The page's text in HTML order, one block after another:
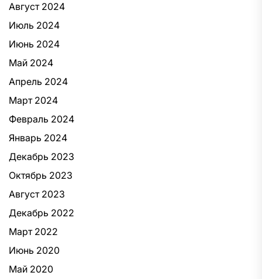
Август 2024
Июль 2024
Июнь 2024
Май 2024
Апрель 2024
Март 2024
Февраль 2024
Январь 2024
Декабрь 2023
Октябрь 2023
Август 2023
Декабрь 2022
Март 2022
Июнь 2020
Май 2020